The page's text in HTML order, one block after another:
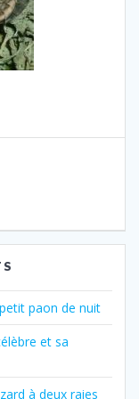
paon de nuit
et sa
à deux raies